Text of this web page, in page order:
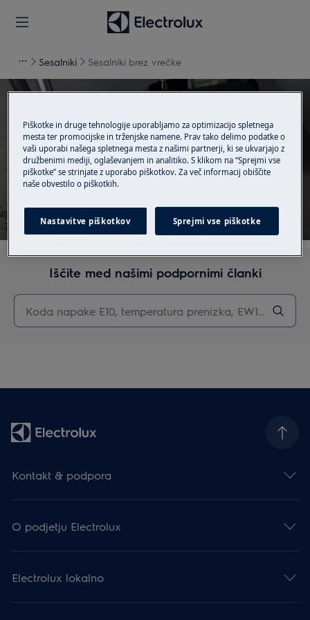
Sesalniki Sesalniki brez vrečke
Podpora za Sesalniki brez
vrečke
Iščite med našimi podpornimi članki
Kontakt & podpora
O podjetju Electrolux
Electrolux lokalno
Piškotke in druge tehnologije uporabljamo za optimizacijo spletnega
mesta ter promocijske in trženjske namene. Prav tako delimo podatke o
vaši uporabi našega spletnega mesta z našimi partnerji, ki se ukvarjajo z
družbenimi mediji, oglaševanjem in analitiko. S klikom na “Sprejmi vse
piškotke” se strinjate z uporabo piškotkov. Za več informacij obiščite
naše obvestilo o piškotkih.
Nastavitve piškotkov Sprejmi vse piškotke